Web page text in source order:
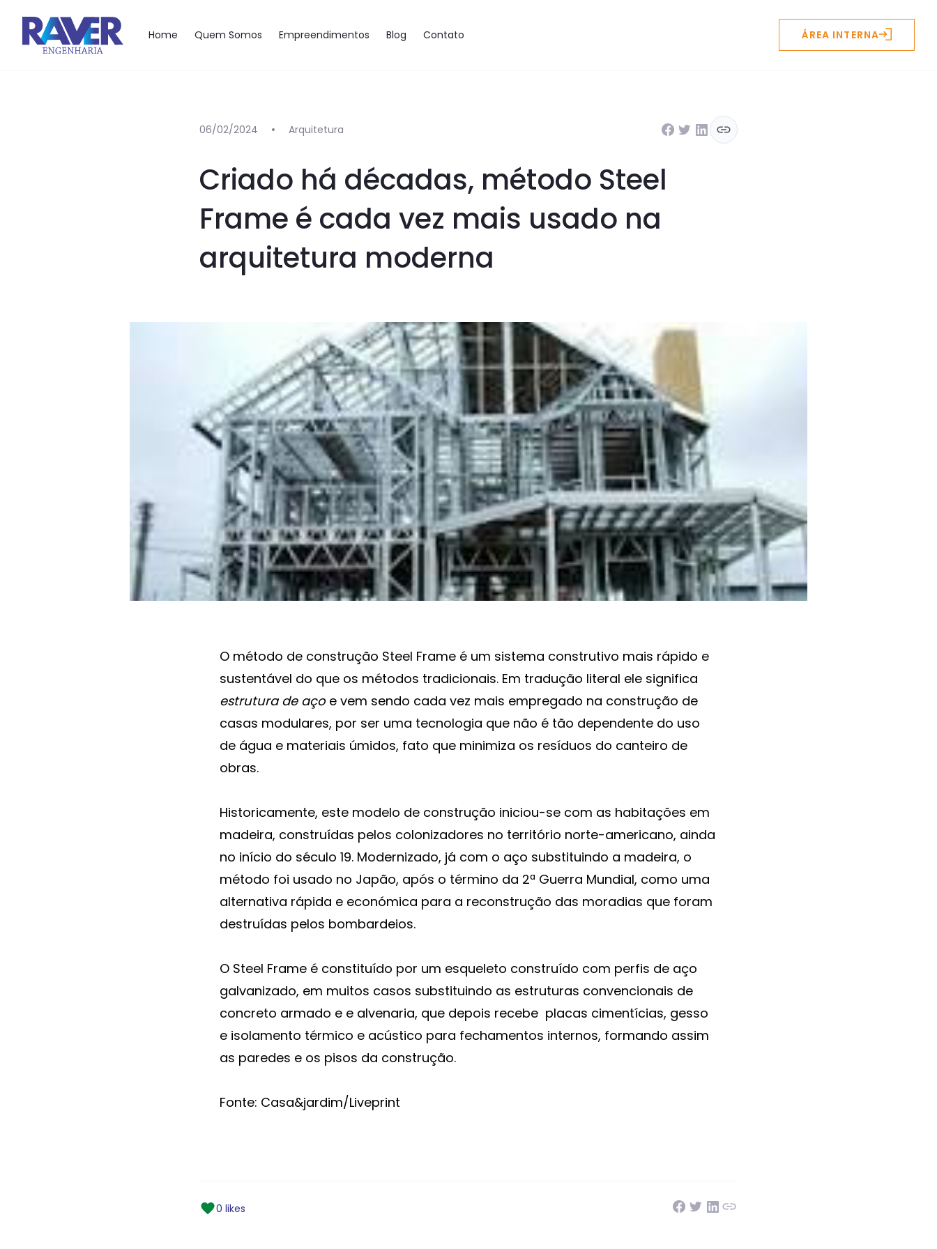
Home Quem Somos Empreendimentos Blog Contato ÁREA INTERNA
06/02/2024 Arquitetura
Criado há décadas, método Steel
Frame é cada vez mais usado na
arquitetura moderna
O método de construção Steel Frame é um sistema construtivo mais rápido e
sustentável do que os métodos tradicionais. Em tradução literal ele significa
estrutura de aço e vem sendo cada vez mais empregado na construção de
casas modulares, por ser uma tecnologia que não é tão dependente do uso
de água e materiais úmidos, fato que minimiza os resíduos do canteiro de
obras.
Historicamente, este modelo de construção iniciou-se com as habitações em
madeira, construídas pelos colonizadores no território norte-americano, ainda
no início do século 19. Modernizado, já com o aço substituindo a madeira, o
método foi usado no Japão, após o término da 2ª Guerra Mundial, como uma
alternativa rápida e económica para a reconstrução das moradias que foram
destruídas pelos bombardeios.
O Steel Frame é constituído por um esqueleto construído com perfis de aço
galvanizado, em muitos casos substituindo as estruturas convencionais de
concreto armado e e alvenaria, que depois recebe placas cimentícias, gesso
e isolamento térmico e acústico para fechamentos internos, formando assim
as paredes e os pisos da construção.
Fonte: Casa&jardim/Liveprint
0 likes